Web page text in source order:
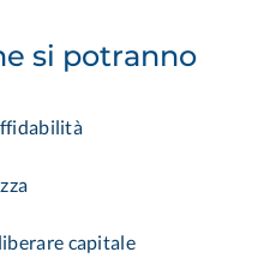
si potranno
capitale